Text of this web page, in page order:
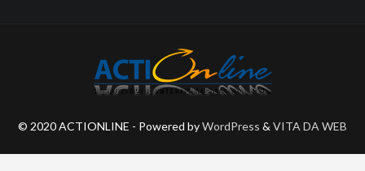
© 2020 ACTIONLINE - Powered byWordPress & VITA DA WEB